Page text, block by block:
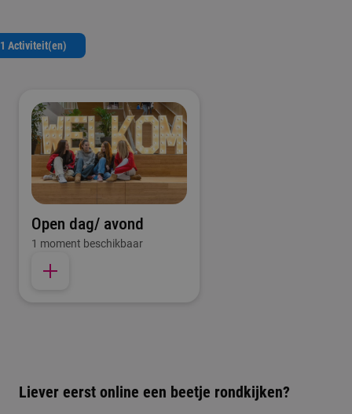
1 Activiteit(en)
Open dag/ avond
1 moment beschikbaar
Liever eerst online een beetje rondkijken?